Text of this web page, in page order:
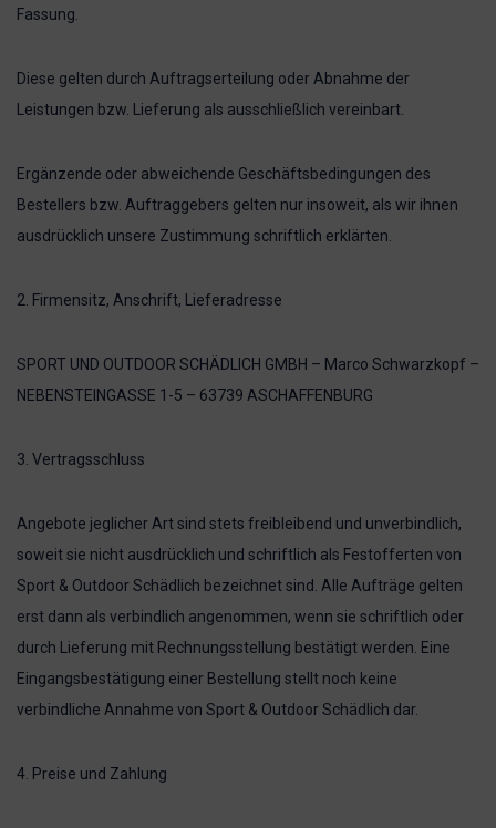
Fassung.
Diese gelten durch Auftragserteilung oder Abnahme der
Leistungen bzw. Lieferung als ausschließlich vereinbart.
Ergänzende oder abweichende Geschäftsbedingungen des
Bestellers bzw. Auftraggebers gelten nur insoweit, als wir ihnen
ausdrücklich unsere Zustimmung schriftlich erklärten.
2. Firmensitz, Anschrift, Lieferadresse
SPORT UND OUTDOOR SCHÄDLICH GMBH – Marco Schwarzkopf –
NEBENSTEINGASSE 1-5 – 63739 ASCHAFFENBURG
3. Vertragsschluss
Angebote jeglicher Art sind stets freibleibend und unverbindlich,
soweit sie nicht ausdrücklich und schriftlich als Festofferten von
Sport & Outdoor Schädlich bezeichnet sind. Alle Aufträge gelten
erst dann als verbindlich angenommen, wenn sie schriftlich oder
durch Lieferung mit Rechnungsstellung bestätigt werden. Eine
Eingangsbestätigung einer Bestellung stellt noch keine
verbindliche Annahme von Sport & Outdoor Schädlich dar.
4. Preise und Zahlung